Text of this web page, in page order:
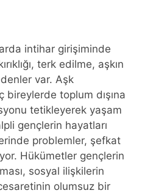
intihar girişiminde
terk edilme, aşkın
var. Aşk
toplum dışına
tetikleyerek yaşam
gençlerin hayatları
problemler, şefkat
Hükümetler gençlerin
sosyal ilişkilerin
olumsuz bir